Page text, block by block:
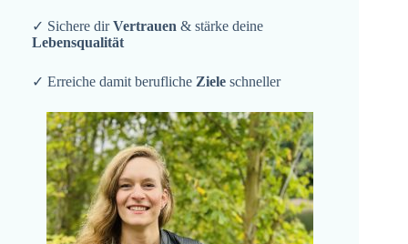
✓ Sichere dirVertrauen & stärke deine
Lebensqualität
✓ Erreiche damit berufliche Ziele schneller